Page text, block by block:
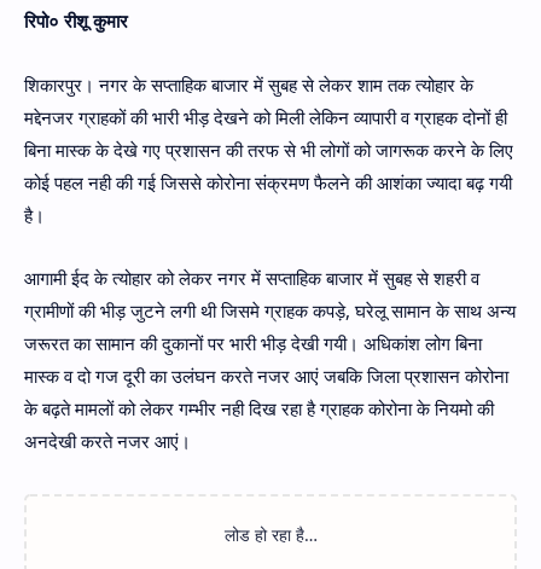
रिपो० रीशू कुमार
शिकारपुर। नगर के सप्ताहिक बाजार में सुबह से लेकर शाम तक त्योहार के
मद्देनजर ग्राहकों की भारी भीड़ देखने को मिली लेकिन व्यापारी व ग्राहक दोनों ही
बिना मास्क के देखे गए प्रशासन की तरफ से भी लोगों को जागरूक करने के लिए
कोई पहल नही की गई जिससे कोरोना संक्रमण फैलने की आशंका ज्यादा बढ़ गयी
है।
आगामी ईद के त्योहार को लेकर नगर में सप्ताहिक बाजार में सुबह से शहरी व
ग्रामीणों की भीड़ जुटने लगी थी जिसमे ग्राहक कपड़े, घरेलू सामान के साथ अन्य
जरूरत का सामान की दुकानों पर भारी भीड़ देखी गयी। अधिकांश लोग बिना
मास्क व दो गज दूरी का उलंघन करते नजर आएं जबकि जिला प्रशासन कोरोना
के बढ़ते मामलों को लेकर गम्भीर नही दिख रहा है ग्राहक कोरोना के नियमो की
अनदेखी करते नजर आएं।